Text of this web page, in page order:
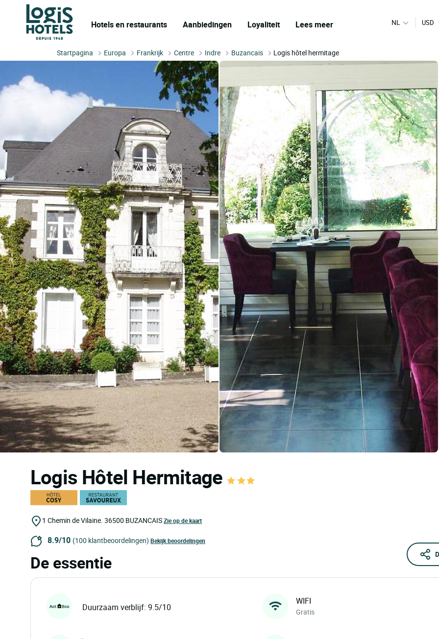
Hotels en restaurants Aanbiedingen Loyaliteit Lees meer NL USD
Startpagina Europa Frankrijk Centre Indre Buzancais Logis hôtel hermitage
Logis Hôtel Hermitage
1 Chemin de Vilaine. 36500 BUZANCAISZie op de kaart
8.9/10 (100 klantbeoordelingen) Bekijk beoordelingen
De essentie
Duurzaam verblijf: 9.5/10
WIFI
Gratis